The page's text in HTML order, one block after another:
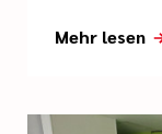
Mehr lesen